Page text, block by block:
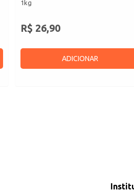
1kg
R$ 26,90
ADICIONAR